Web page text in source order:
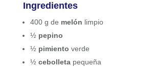
Ingredientes
400 g de melón limpio
½ pepino
½ pimiento verde
½ cebolletapequeña